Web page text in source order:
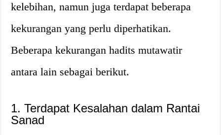
kelebihan, namun juga terdapat beberapa
kekurangan yang perlu diperhatikan.
Beberapa kekurangan hadits mutawatir
antara lain sebagai berikut.
1. Terdapat Kesalahan dalam Rantai
Sanad